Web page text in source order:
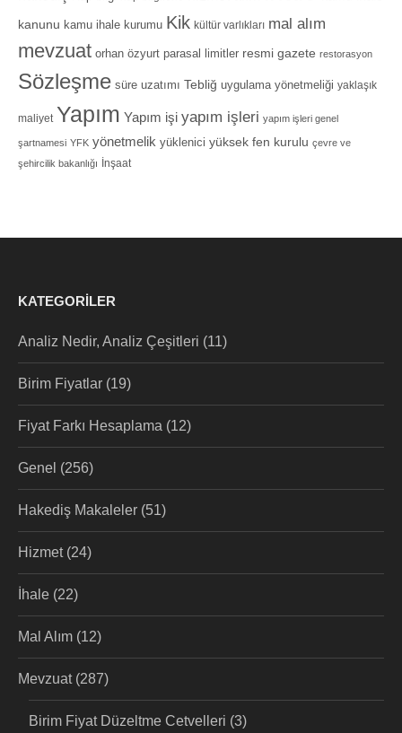
kanunu kamu ihale kurumu Kik kültür varlıkları mal alım
mevzuat orhan özyurt parasal limitler resmi gazete restorasyon
Sözleşme süre uzatımı Tebliğ uygulama yönetmeliği yaklaşık
maliyet Yapım Yapım işi yapım işleri yapım işleri genel
şartnamesi YFK yönetmelik yüklenici yüksek fen kurulu çevre ve
şehircilik bakanlığı İnşaat
KATEGORILER
Analiz Nedir, Analiz Çeşitleri (11)
Birim Fiyatlar (19)
Fiyat Farkı Hesaplama (12)
Genel (256)
Hakediş Makaleler (51)
Hizmet(24)
İhale (22)
Mal Alım (12)
Mevzuat(287)
Birim Fiyat Düzeltme Cetvelleri (3)